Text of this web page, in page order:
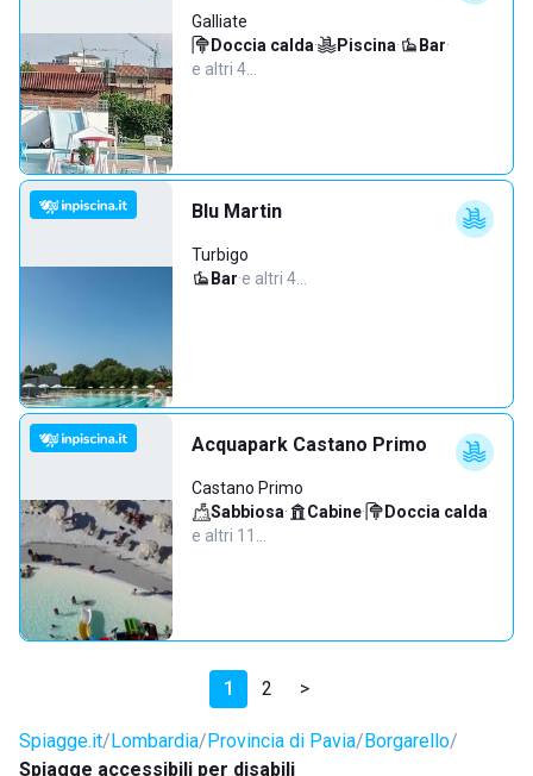
Galliate
Doccia calda· Piscina· Bar·
e altri 4…
Blu Martin
Turbigo
Bar·e altri 4…
Acquapark Castano Primo
Castano Primo
Sabbiosa· Cabine· Doccia calda·
e altri 11…
1 2 >
Spiagge.it Lombardia Provincia di Pavia Borgarello
Spiagge accessibili per disabili